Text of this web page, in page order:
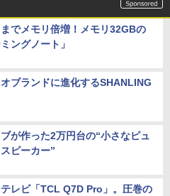
でメモリ倍増！メモリ32GBの
ングノート」
ブランドに進化するSHANLING
が作った2万円台の“小さなピュ
ピーカー”
レビ「TCL Q7D Pro」。圧巻の